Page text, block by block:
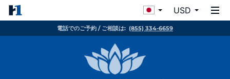
USD
電話でのご予約 / ご相談は: (855) 334-6659